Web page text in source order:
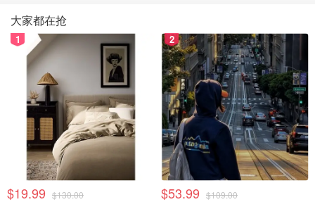
大家都在抢
1
$19.99 $130.00
2
$53.99 $109.00